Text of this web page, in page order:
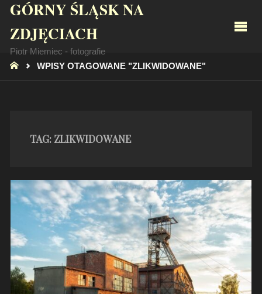
GÓRNY ŚLĄSK NA
ZDJĘCIACH
Piotr Miemiec - fotografie
STRONA
WPISY OTAGOWANE "ZLIKWIDOWANE"
TAG: ZLIKWIDOWANE